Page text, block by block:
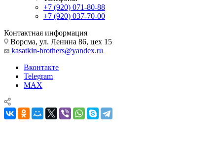
+7 (920) 071-80-88
+7 (920) 037-70-00
Контактная информация
Ворсма, ул. Ленина 86, цех 15
kasatkin-brothers@yandex.ru
Вконтакте
Telegram
MAX